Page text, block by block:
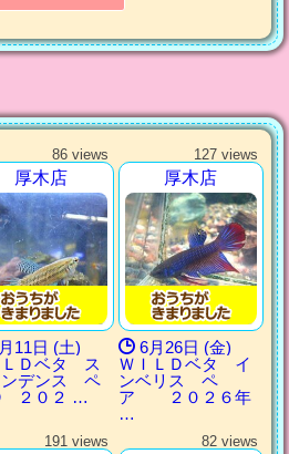
86 views
厚木店
11日 (土)
ＬＤベタ ス
ンデンス ペ
２０２ …
127 views
厚木店
6月26日 (金)
ＷＩＬＤベタ イ
ンベリス ペ
ア ２０２６年
…
191 views 82 views